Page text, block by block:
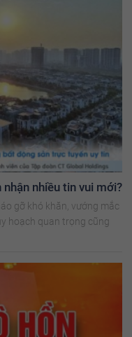
nhiều tin vui mới?
gỡ khó khăn, vướng mắc
hoạch quan trọng cũng